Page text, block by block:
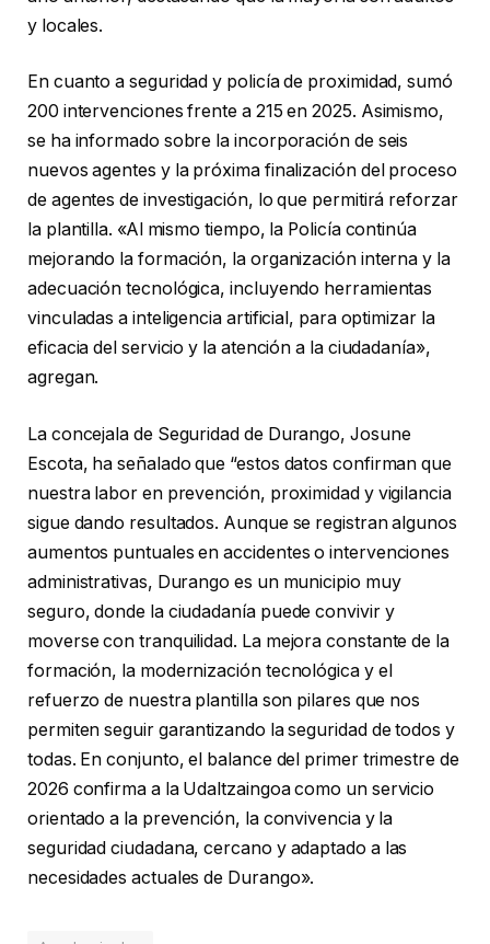
y locales.
En cuanto a seguridad y policía de proximidad, sumó
200 intervenciones frente a 215 en 2025. Asimismo,
se ha informado sobre la incorporación de seis
nuevos agentes y la próxima finalización del proceso
de agentes de investigación, lo que permitirá reforzar
la plantilla. «Al mismo tiempo, la Policía continúa
mejorando la formación, la organización interna y la
adecuación tecnológica, incluyendo herramientas
vinculadas a inteligencia artificial, para optimizar la
eficacia del servicio y la atención a la ciudadanía»,
agregan.
La concejala de Seguridad de Durango, Josune
Escota, ha señalado que “estos datos confirman que
nuestra labor en prevención, proximidad y vigilancia
sigue dando resultados. Aunque se registran algunos
aumentos puntuales en accidentes o intervenciones
administrativas, Durango es un municipio muy
seguro, donde la ciudadanía puede convivir y
moverse con tranquilidad. La mejora constante de la
formación, la modernización tecnológica y el
refuerzo de nuestra plantilla son pilares que nos
permiten seguir garantizando la seguridad de todos y
todas. En conjunto, el balance del primer trimestre de
2026 confirma a la Udaltzaingoa como un servicio
orientado a la prevención, la convivencia y la
seguridad ciudadana, cercano y adaptado a las
necesidades actuales de Durango».